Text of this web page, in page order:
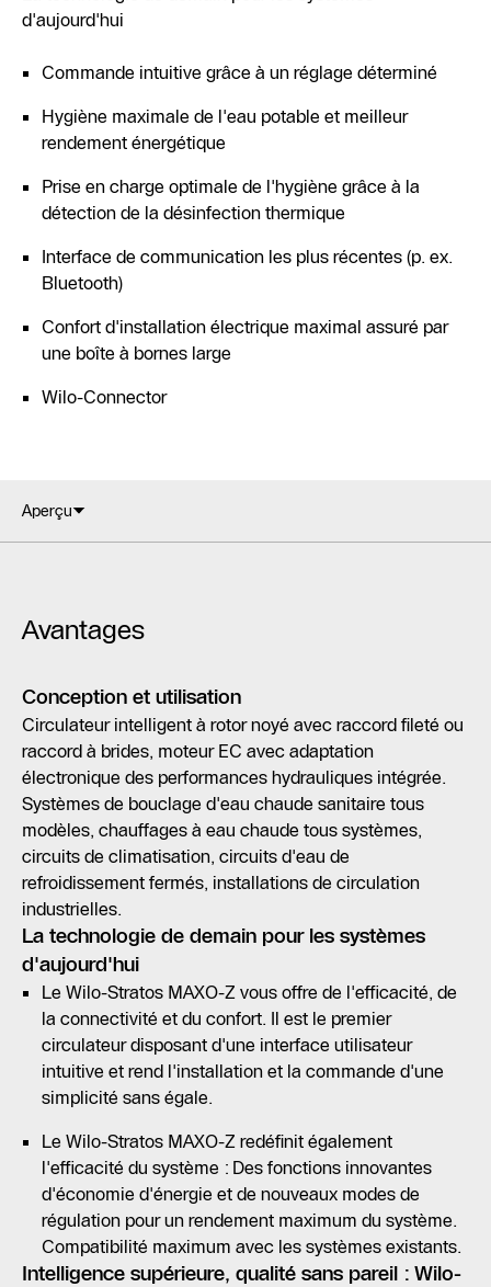
d'aujourd'hui
Commande intuitive grâce à un réglage déterminé
Hygiène maximale de l'eau potable et meilleur
rendement énergétique
Prise en charge optimale de l'hygiène grâce à la
détection de la désinfection thermique
Interface de communication les plus récentes (p. ex.
Bluetooth)
Confort d'installation électrique maximal assuré par
une boîte à bornes large
Wilo-Connector
Aperçu
Avantages
Conception et utilisation
Circulateur intelligent à rotor noyé avec raccord fileté ou
raccord à brides, moteur EC avec adaptation
électronique des performances hydrauliques intégrée.
Systèmes de bouclage d'eau chaude sanitaire tous
modèles, chauffages à eau chaude tous systèmes,
circuits de climatisation, circuits d'eau de
refroidissement fermés, installations de circulation
industrielles.
La technologie de demain pour les systèmes
d'aujourd'hui
Le Wilo-Stratos MAXO-Z vous offre de l'efficacité, de
la connectivité et du confort. Il est le premier
circulateur disposant d'une interface utilisateur
intuitive et rend l'installation et la commande d'une
simplicité sans égale.
Le Wilo-Stratos MAXO-Z redéfinit également
l'efficacité du système : Des fonctions innovantes
d'économie d'énergie et de nouveaux modes de
régulation pour un rendement maximum du système.
Compatibilité maximum avec les systèmes existants.
Intelligence supérieure, qualité sans pareil : Wilo-